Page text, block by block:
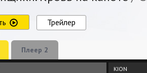
Трейлер
Плеер 2
KION